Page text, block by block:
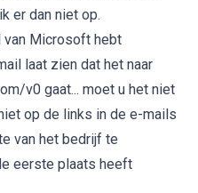
er dan niet op.
van Microsoft hebt
laat zien dat het naar
v0 gaat... moet u het niet
op de links in de e-mails
van het bedrijf te
eerste plaats heeft